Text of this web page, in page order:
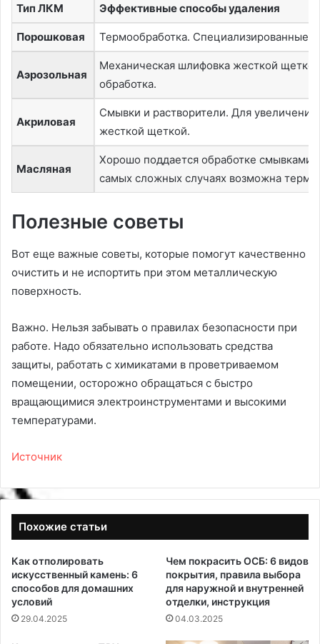
Тип ЛКМ Эффективные способы удаления
Порошковая Термообработка. Специализированные
Аэрозольная
Механическая шлифовка жесткой
обработка.
Акриловая
Смывки и растворители. Для
жесткой щеткой.
Масляная
Хорошо поддается обработке
самых сложных случаях возможна
Полезные советы
Вот еще важные советы, которые помогут качественно
очистить и не испортить при этом металлическую
поверхность.
Важно. Нельзя забывать о правилах безопасности при
работе. Надо обязательно использовать средства
защиты, работать с химикатами в проветриваемом
помещении, осторожно обращаться с быстро
вращающимися электроинструментами и высокими
температурами.
Источник
Похожие статьи
Как отполировать
искусственный камень: 6
способов для домашних
условий
29.04.2025
Чем покрасить ОСБ: 6 видов
покрытия, правила выбора
для наружной и внутренней
отделки, инструкция
04.03.2025